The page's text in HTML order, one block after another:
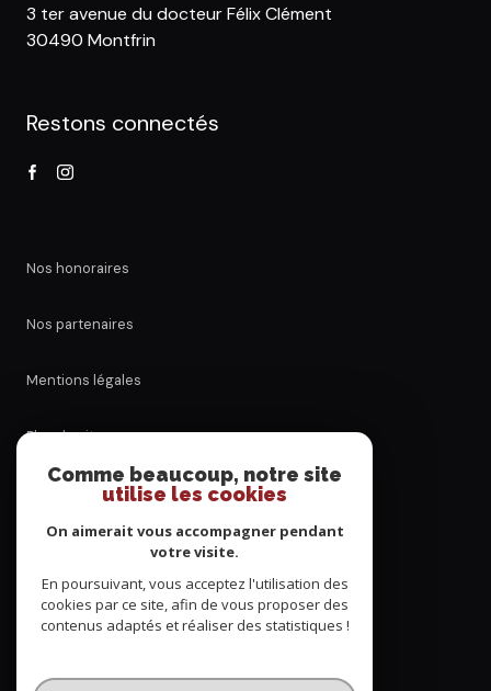
3 ter avenue du docteur Félix Clément
30490 Montfrin
Restons connectés
Nos honoraires
Nos partenaires
Mentions légales
Plan du site
Cookies
© 2026 | Tous droits réservés
Comme beaucoup, notre site
utilise les cookies
On aimerait vous accompagner pendant
votre visite.
En poursuivant, vous acceptez l'utilisation des
cookies par ce site, afin de vous proposer des
contenus adaptés et réaliser des statistiques !